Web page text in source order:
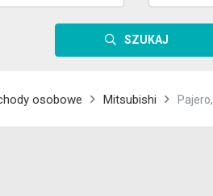
SZUKAJ
osobowe Mitsubishi